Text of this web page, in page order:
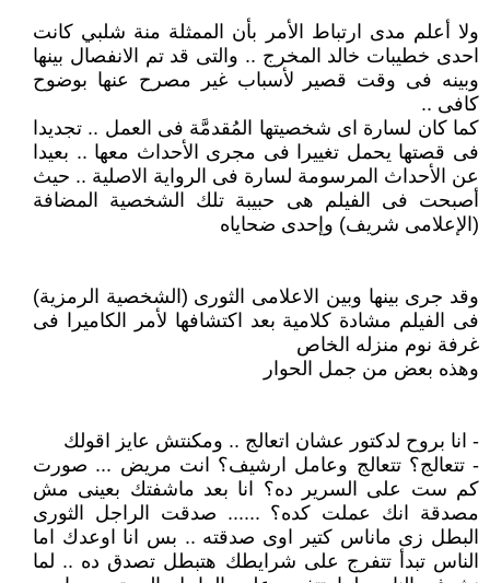
ولا أعلم مدى ارتباط الأمر بأن الممثلة منة شلبي كانت
احدى خطيبات خالد المخرج .. والتى قد تم الانفصال بينها
وبينه فى وقت قصير لأسباب غير مصرح عنها بوضوح
كافى ..
كما كان لسارة اى شخصيتها المُقدمَّة فى العمل .. تجديدا
فى قصتها يحمل تغييرا فى مجرى الأحداث معها .. بعيدا
عن الأحداث المرسومة لسارة فى الرواية الاصلية .. حيث
أصبحت فى الفيلم هى حبيبة تلك الشخصية المضافة
(الإعلامى شريف) وإحدى ضحاياه
وقد جرى بينها وبين الاعلامى الثورى (الشخصية الرمزية)
فى الفيلم مشادة كلامية بعد اكتشافها لأمر الكاميرا فى
غرفة نوم منزله الخاص
وهذه بعض من جمل الحوار
- انا بروح لدكتور عشان اتعالج .. ومكنتش عايز اقولك
- تتعالج؟ تتعالج وعامل ارشيف؟ انت مريض ... صورت
كم ست على السرير ده؟ انا بعد ماشفتك بعينى مش
مصدقة انك عملت كده؟ ...... صدقت الراجل الثورى
البطل زى ماناس كتير اوى صدقته .. بس انا اوعدك اما
الناس تبدأ تتفرج على شرايطك هتبطل تصدق ده .. لما